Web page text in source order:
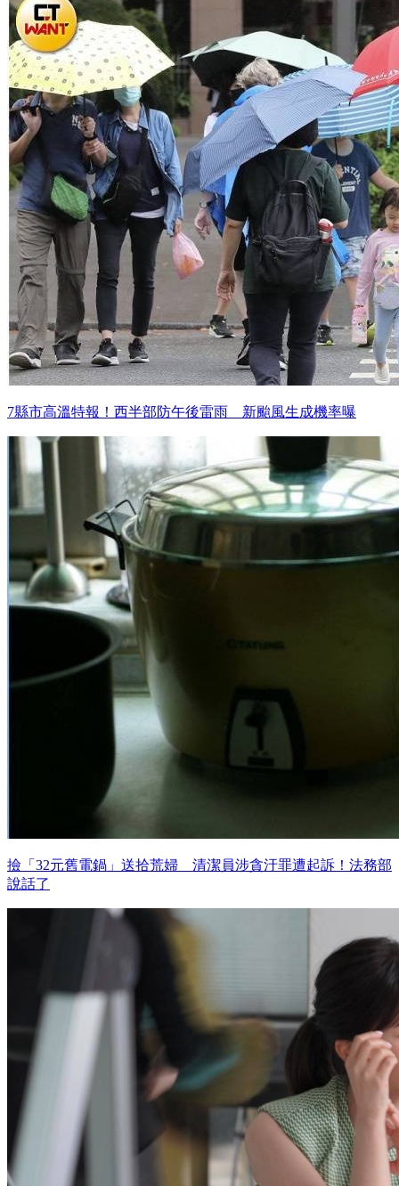
7縣市高溫特報！西半部防午後雷雨 新颱風生成機率曝
撿「32元舊電鍋」送拾荒婦 清潔員涉貪汙罪遭起訴！法務部
說話了